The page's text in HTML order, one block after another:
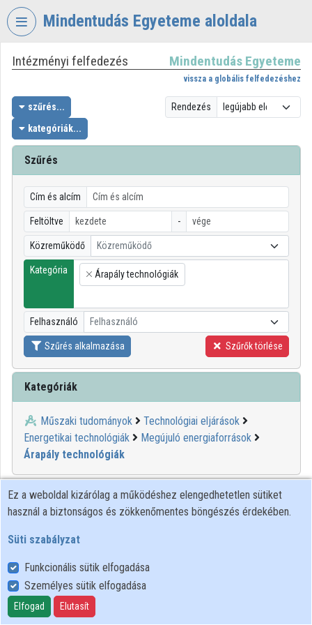
Fejléc kihagyása
Mindentudás Egyeteme aloldala
VIDEOTORIUM
MINDENTUDÁS
EGYETEME
Intézményi kezdőlap
Bejelentkezés
Intézményi felfedezés
Kategóriák
Intézményi listák
Közreműködők
Intézményi felfedezés Mindentudás Egyeteme
vissza a globális felfedezéshez
szűrés...
kategóriák...
Rendezés
Szűrés
Cím és alcím
Feltöltve -
Közreműködő Közreműködő
Kategória
×
Árapály technológiák
Felhasználó Felhasználó
Szűrés alkalmazása Szűrők törlése
Kategóriák
Műszaki tudományok
Technológiai eljárások
Energetikai technológiák
Megújuló energiaforrások
Árapály technológiák
Felhasználói szabályzat
Adatkezelési tájékoztató
Süti szabályzat
Ez a weboldal kizárólag a működéshez elengedhetetlen sütiket
használ a biztonságos és zökkenőmentes böngészés érdekében.
Süti szabályzat
Funkcionális sütik elfogadása
Személyes sütik elfogadása
Elfogad Elutasít